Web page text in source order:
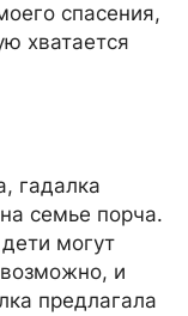
спасения,
хватается
гадалка
семье порча.
могут
возможно, и
предлагала